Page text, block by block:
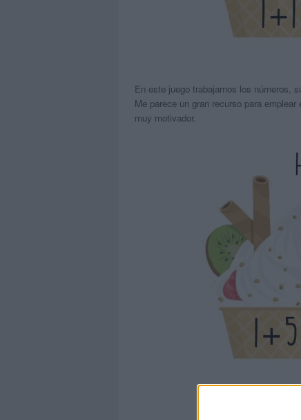
En este juego trabajamos los números,
Me parece un gran recurso para
muy motivador.